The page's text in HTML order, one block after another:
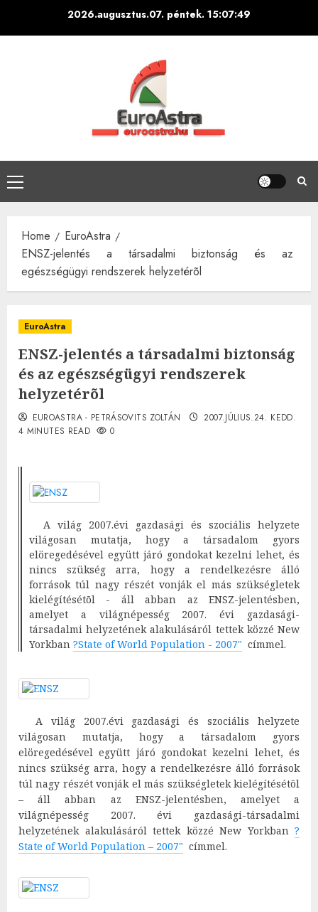
2026.augusztus.07. péntek. 15:07:50
Primary
Menu
Home
EuroAstra
ENSZ-jelentés a társadalmi biztonság és az
egészségügyi rendszerek helyzetérõl
EuroAstra
ENSZ-jelentés a társadalmi biztonság
és az egészségügyi rendszerek
helyzetérõl
EUROASTRA - PETRÁSOVITS ZOLTÁN
2007.JÚLIUS.24. KEDD.
4 MINUTES READ
0
A világ 2007.évi gazdasági és szociális helyzete
világosan mutatja, hogy a társadalom gyors
elöregedésével együtt járó gondokat kezelni lehet, és
nincs szükség arra, hogy a rendelkezésre álló
források túl nagy részét vonják el más szükségletek
kielégítésétõl - áll abban az ENSZ-jelentésben,
amelyet a világnépesség 2007. évi gazdasági-
társadalmi helyzetének alakulásáról tettek közzé New
Yorkban ?State of World Population - 2007" címmel.
A világ 2007.évi gazdasági és szociális helyzete
világosan mutatja, hogy a társadalom gyors
elöregedésével együtt járó gondokat kezelni lehet, és
nincs szükség arra, hogy a rendelkezésre álló források
túl nagy részét vonják el más szükségletek kielégítésétõl
– áll abban az ENSZ-jelentésben, amelyet a
világnépesség 2007. évi gazdasági-társadalmi
helyzetének alakulásáról tettek közzé New Yorkban ?
State of World Population – 2007" címmel.